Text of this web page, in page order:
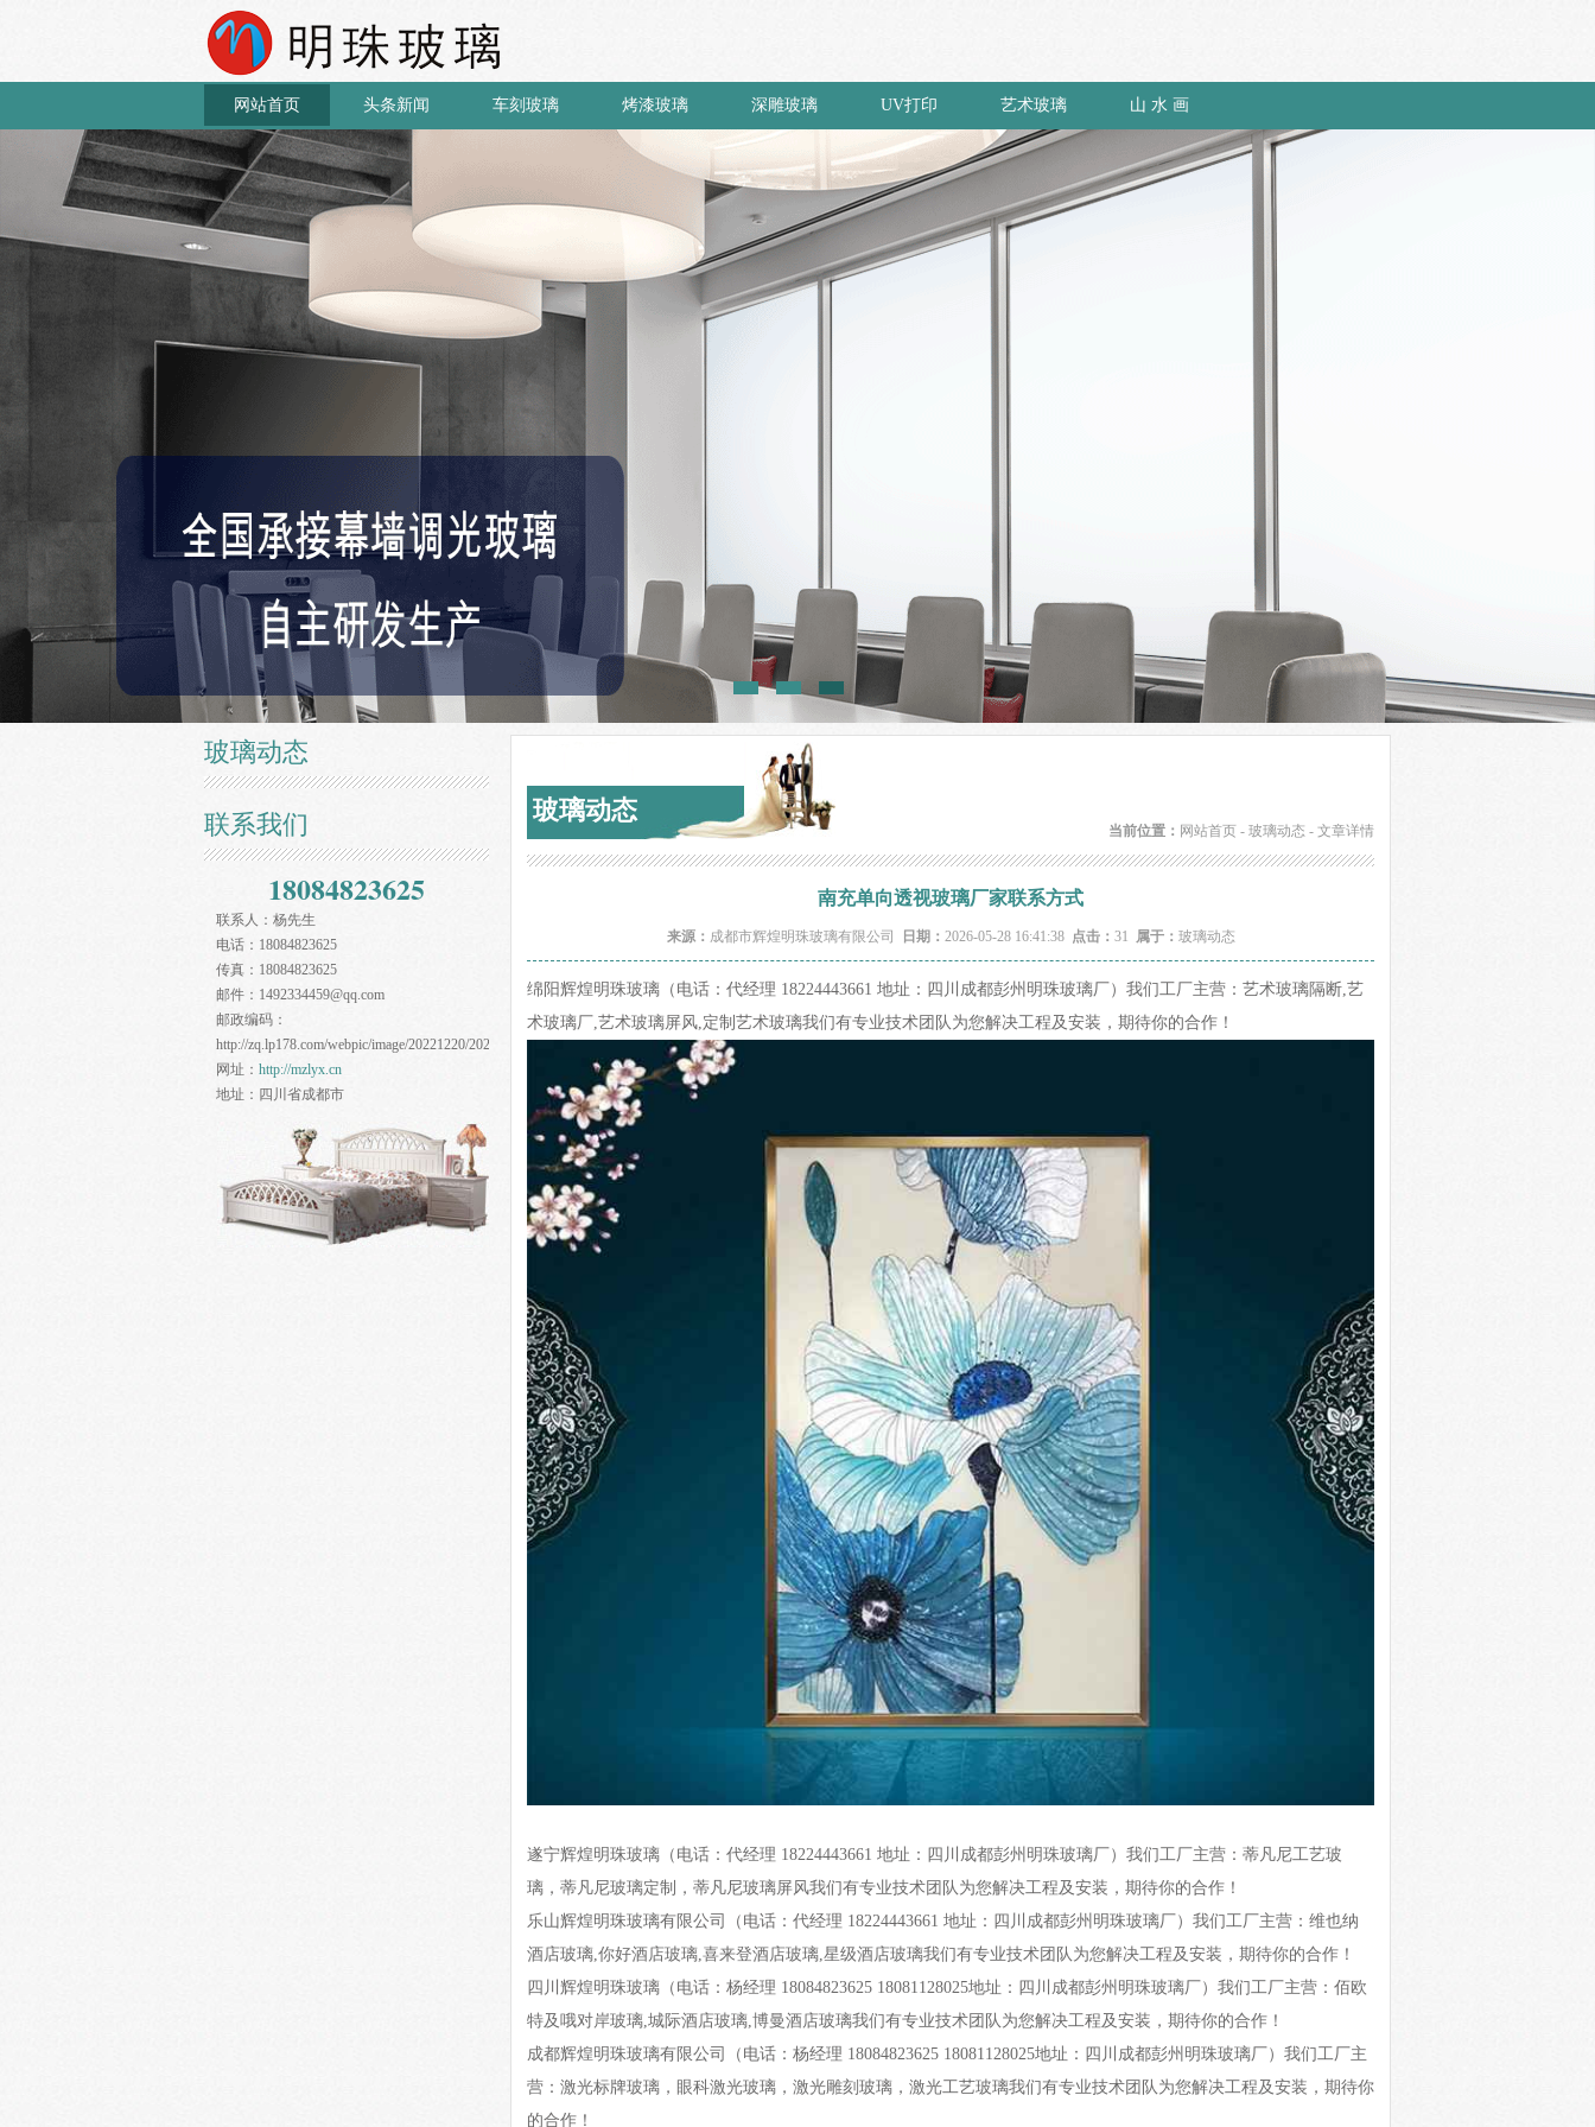
网站首页 头条新闻 车刻玻璃 烤漆玻璃 深雕玻璃 UV打印 艺术玻璃 山 水 画
玻璃动态
联系我们
18084823625
联系人： 杨先生
电话： 18084823625
传真： 18084823625
邮件： 1492334459@qq.com
邮政编码：
http://zq.lp178.com/webpic/image/20221220/20221220083609_34109.jpg
网址： http://mzlyx.cn
地址： 四川省成都市
当前位置： 网站首页 - 玻璃动态 - 文章详情
玻璃动态
南充单向透视玻璃厂家联系方式
来源： 成都市辉煌明珠玻璃有限公司 日期： 2026-05-28 16:41:38 点击： 31 属于： 玻璃动态
绵阳辉煌明珠玻璃（电话：代经理 18224443661 地址：四川成都彭州明珠玻璃厂）我们工厂主营：艺术玻璃隔断,艺
术玻璃厂,艺术玻璃屏风,定制艺术玻璃我们有专业技术团队为您解决工程及安装，期待你的合作！
遂宁辉煌明珠玻璃（电话：代经理 18224443661 地址：四川成都彭州明珠玻璃厂）我们工厂主营：蒂凡尼工艺玻
璃，蒂凡尼玻璃定制，蒂凡尼玻璃屏风我们有专业技术团队为您解决工程及安装，期待你的合作！
乐山辉煌明珠玻璃有限公司（电话：代经理 18224443661 地址：四川成都彭州明珠玻璃厂）我们工厂主营：维也纳
酒店玻璃,你好酒店玻璃,喜来登酒店玻璃,星级酒店玻璃我们有专业技术团队为您解决工程及安装，期待你的合作！
四川辉煌明珠玻璃（电话：杨经理 18084823625 18081128025地址：四川成都彭州明珠玻璃厂）我们工厂主营：佰欧
特及哦对岸玻璃,城际酒店玻璃,博曼酒店玻璃我们有专业技术团队为您解决工程及安装，期待你的合作！
成都辉煌明珠玻璃有限公司（电话：杨经理 18084823625 18081128025地址：四川成都彭州明珠玻璃厂）我们工厂主
营：激光标牌玻璃，眼科激光玻璃，激光雕刻玻璃，激光工艺玻璃我们有专业技术团队为您解决工程及安装，期待你
的合作！